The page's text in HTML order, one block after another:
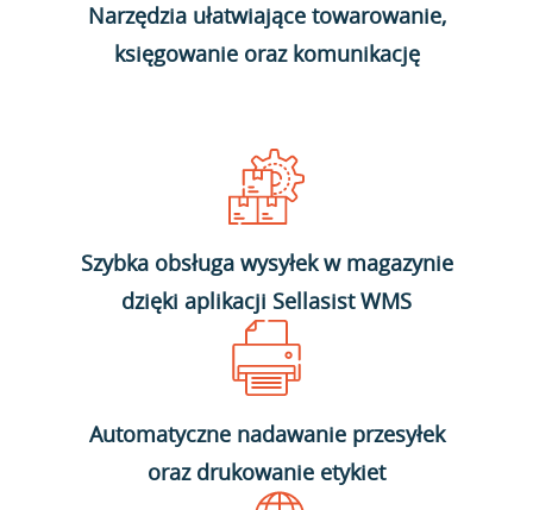
Narzędzia ułatwiające towarowanie,
księgowanie oraz komunikację
Szybka obsługa wysyłek w magazynie
dzięki aplikacji Sellasist WMS
Automatyczne nadawanie przesyłek
oraz drukowanie etykiet